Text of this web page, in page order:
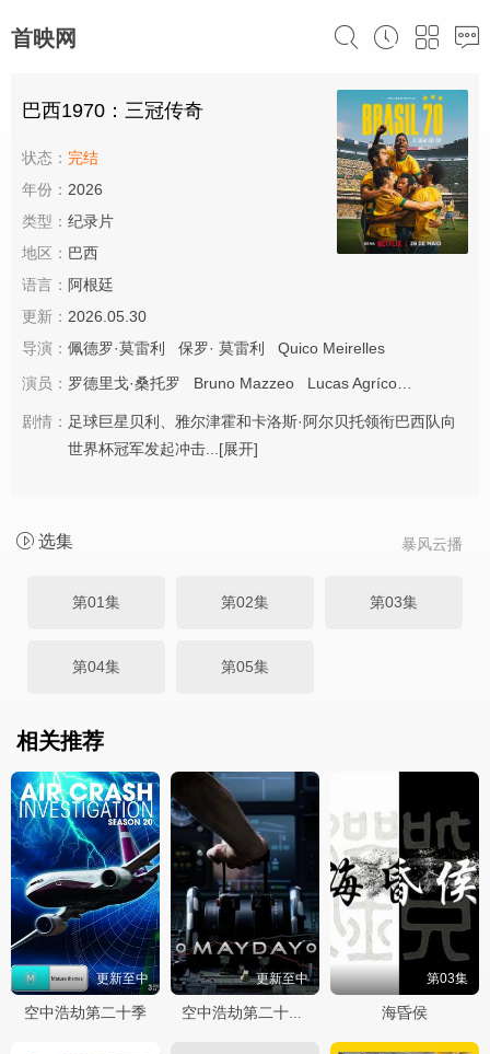
首映网
巴西1970：三冠传奇
状态： 完结
年份： 2026
类型： 纪录片
地区： 巴西
语言： 阿根廷
更新： 2026.05.30
导演： 佩德罗·莫雷利 保罗· 莫雷利
Quico Meirelles
演员： 罗德里戈·桑托罗 Bruno Mazzeo Lucas Agrícola
剧情： 足球巨星贝利、雅尔津霍和卡洛斯·阿尔贝托领衔巴西队向
世界杯冠军发起冲击... [展开]
暴风云播
选集
第01集 第02集 第03集
第04集 第05集
相关推荐
更新至中
空中浩劫第二十季
更新至中
空中浩劫第二十二季
第03集
海昏侯